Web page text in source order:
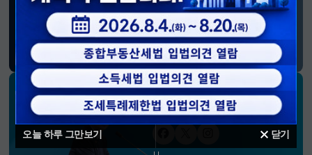
오늘 하루 그만보기 닫기
재정경제부 SNS 소식
블로그페이스북트위터(X)유튜브인스타그램
소통하는 경제 리더 구윤철 장관의
SNS 채널